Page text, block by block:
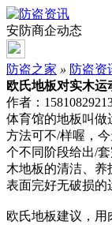
安防商企动态
防盗之家 » 防盗资
欧氏地板对实木
作者：
体育馆的地板叫做
方法可不/样喔，
个不同阶段给出/
木地板的清洁、养
表面完好无破损的
欧氏地板建议，用